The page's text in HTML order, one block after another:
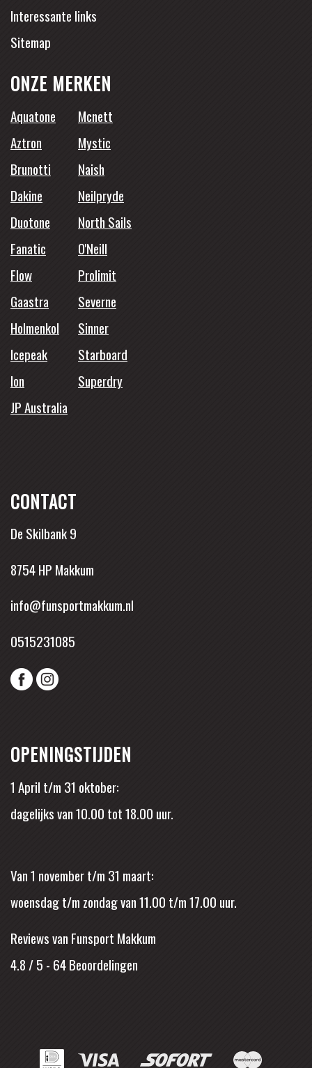
Interessante links
Sitemap
ONZE MERKEN
Aquatone
Mcnett
Aztron
Mystic
Brunotti
Naish
Dakine
Neilpryde
Duotone
North Sails
Fanatic
O'Neill
Flow
Prolimit
Gaastra
Severne
Holmenkol
Sinner
Icepeak
Starboard
Ion
Superdry
JP Australia
CONTACT
De Skilbank 9
8754 HP Makkum
info@funsportmakkum.nl
0515231085
OPENINGSTIJDEN
1 April t/m 31 oktober:
dagelijks van 10.00 tot 18.00 uur.
Van 1 november t/m 31 maart:
woensdag t/m zondag van 11.00 t/m 17.00 uur.
Reviews van Funsport Makkum
4.8 / 5 - 64Beoordelingen